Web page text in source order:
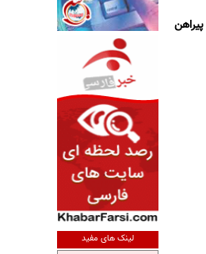
پیراهن
لینک های مفید